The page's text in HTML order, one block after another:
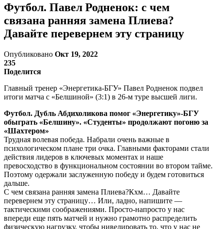
Футбол. Павел Родненок: с чем
связана ранняя замена Плиева?
Давайте перевернем эту страницу
Опубликовано Окт 19, 2022
235
Поделится
Главный тренер «Энергетика-БГУ» Павел Родненок подвел
итоги матча с «Белшиной» (3:1) в 26-м туре высшей лиги.
Футбол. Дубль Абдихоликова помог «Энергетику»-БГУ
обыграть «Белшину». «Студенты» продолжают погоню за
«Шахтером»
Трудная волевая победа. Набрали очень важные в
психологическом плане три очка. Главными факторами стали
действия лидеров в ключевых моментах и наше
превосходство в функциональном состоянии во втором тайме.
Поэтому одержали заслуженную победу и будем готовиться
дальше.
С чем связана ранняя замена Плиева?Кхм… Давайте
перевернем эту страницу… Или, ладно, напишите —
тактическими соображениями. Просто-напросто у нас
впереди еще пять матчей и нужно грамотно распределить
физическую нагрузку, чтобы нивелировать то, что у нас не